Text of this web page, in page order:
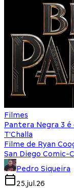
Filmes
Pantera Negra 3
T'Challa
Filme de Ryan
San Diego Comic-
Pedro Siqueira
25.jul.26